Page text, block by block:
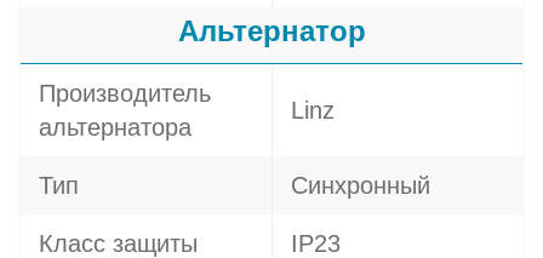
Альтернатор
Производитель
альтернатора
Linz
Тип Синхронный
Класс защиты IP23